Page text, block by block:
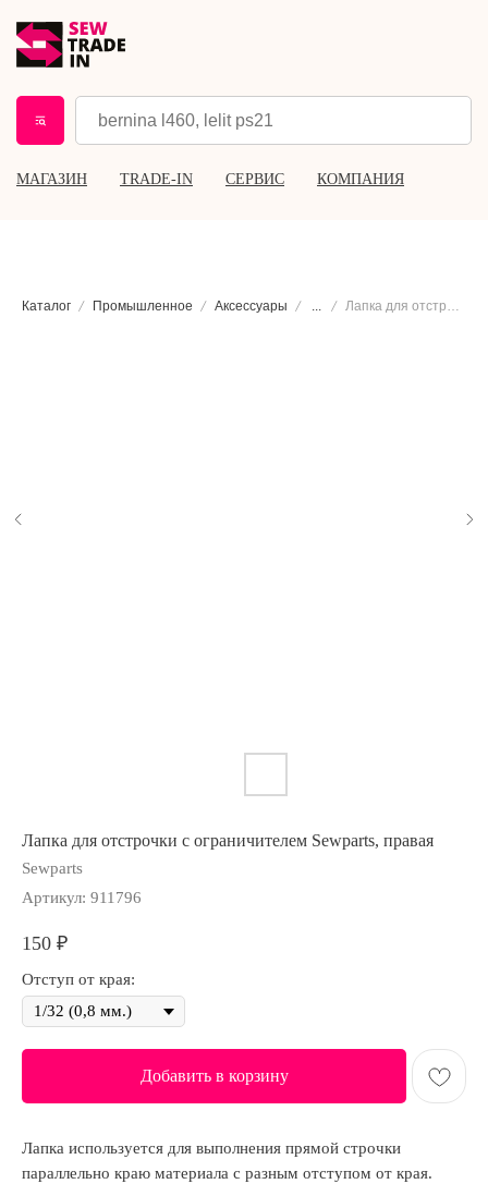
МАГАЗИН TRADE-IN СЕРВИС КОМПАНИЯ
Каталог Промышленное Аксессуары
Лапка для отстрочки с ограничителем Sewparts, правая
Sewparts
Артикул: 911796
150 ₽
Отступ от края:
Добавить в корзину
Лапка используется для выполнения прямой строчки
параллельно краю материала с разным отступом от края.